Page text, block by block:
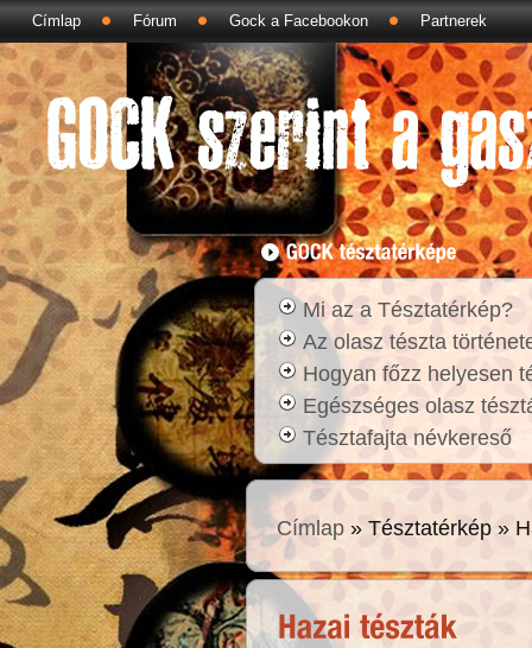
Címlap Fórum Gock a Facebookon Partnerek
Mi az a Tésztatérkép?
Az olasz tészta
Hogyan főzz helyesen
Egészséges olasz
Tésztafajta névkereső
Címlap » Tésztatérkép »